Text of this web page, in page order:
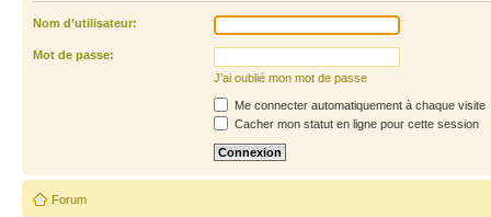
Nom d’utilisateur:
Mot de passe:
J’ai oublié mon mot de passe
Me connecter automatiquement à chaque visite
Cacher mon statut en ligne pour cette session
Forum